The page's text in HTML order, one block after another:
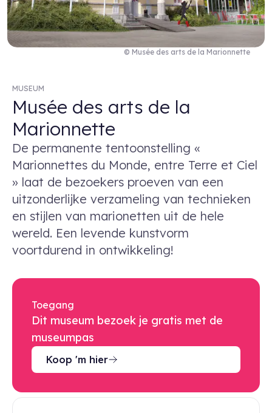
© Musée des arts de la Marionnette
MUSEUM
Musée des arts de la
Marionnette
De permanente tentoonstelling «
Marionnettes du Monde, entre Terre et Ciel
» laat de bezoekers proeven van een
uitzonderlijke verzameling van technieken
en stijlen van marionetten uit de hele
wereld. Een levende kunstvorm
voortdurend in ontwikkeling!
Toegang
Dit museum bezoek je gratis met de
museumpas
Koop 'm hier